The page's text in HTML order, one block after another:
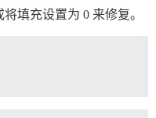
填充设置为 0 来修复。